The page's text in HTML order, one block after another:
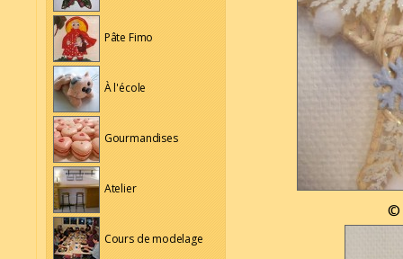
Pâte Fimo
À l'école
Gourmandises
Atelier
Cours de modelage
©